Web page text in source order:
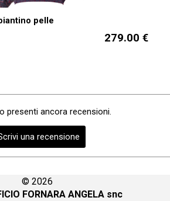
pelle
279.00 €
presenti ancora recensioni.
© 2026
FORNARA ANGELA snc